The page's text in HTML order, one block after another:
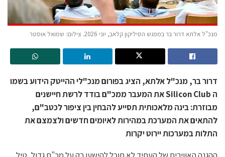
מנכ"ל אלתא דרור בר במפגש הסיליקון קלאב, יוני 2026. צילום: שמואל אוסטר
דרור בר, מנכ"ל אלתא, הציג בפורום מנכ"לי ההייטק הידוע בשמו
ה Silicon Club את המעבר ממכ"ם בודד לרשת חיישנים
מבוזרת: בינה מלאכותית תסייע להבחין בין ציפור לכּטב"ם,
להתאים את המערכת במהירות לאיומים חדשים ולצמצם את
התלות במערכות יירוט יקרות